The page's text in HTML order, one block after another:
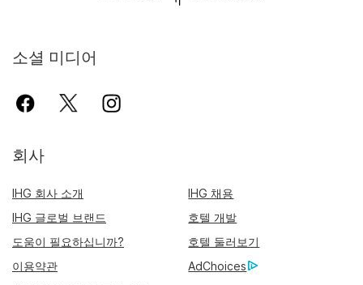
소셜 미디어
회사
IHG 회사 소개
IHG 채용
IHG 글로벌 브랜드
호텔 개발
도움이 필요하십니까?
호텔 둘러보기
이용약관
AdChoices